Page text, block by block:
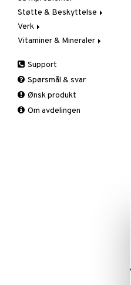
Verk & Ledd
Håndsprit
Reisesyke
Solkrem
Blodstoppere
Førstehjelp
Plaster & Teip
Støtte & Beskyttelse
Albue
Håndledd
Knær
Legg
Nakke
Rygg
Verk
Kulde & Varme
Smertestillende
Tabletter
Vitaminer & Mineraler
B-Vitaminer
C-Vitamin
Jern
Kalsium
Support
Spørsmål & svar
Ønsk produkt
Om avdelingen